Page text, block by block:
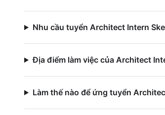
Nhu cầu tuyển Architect Intern
Địa điểm làm việc của Architect
Làm thế nào để ứng tuyển